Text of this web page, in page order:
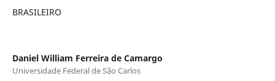
BRASILEIRO
Daniel William Ferreira de Camargo
Universidade Federal de São Carlos